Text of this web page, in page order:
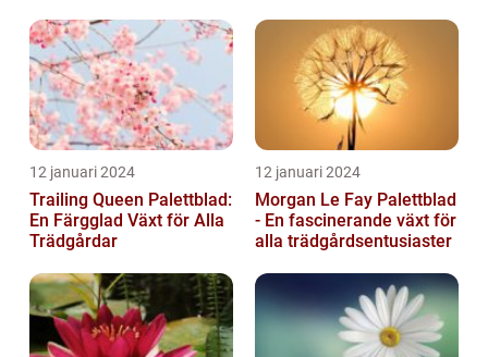
12 januari 2024
Trailing Queen Palettblad:
En Färgglad Växt för Alla
Trädgårdar
12 januari 2024
Morgan Le Fay Palettblad
- En fascinerande växt för
alla trädgårdsentusiaster